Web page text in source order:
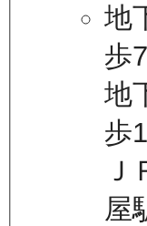
地
歩
地
歩
Ｊ
屋